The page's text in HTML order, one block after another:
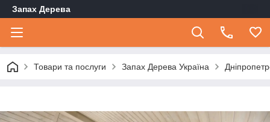
Запах Дерева
Товари та послуги Запах Дерева Україна